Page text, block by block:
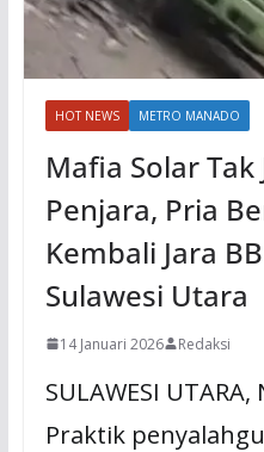
HOT NEWS METRO MANADO
Mafia Solar
Penjara, Pria
Kembali Jara
Sulawesi Utara
14 Januari 2026 Redaksi
SULAWESI UTARA,
Praktik